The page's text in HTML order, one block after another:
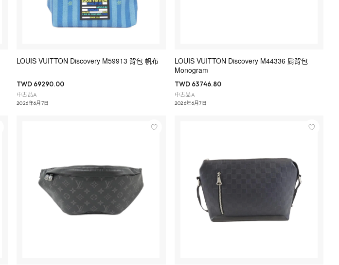
LOUIS VUITTON Discovery M59913 背包 帆布
TWD 69290.00
中古品A
2026年6月7日
LOUIS VUITTON Discovery M44336 肩背包
Monogram
TWD 63746.80
中古品A
2026年6月7日